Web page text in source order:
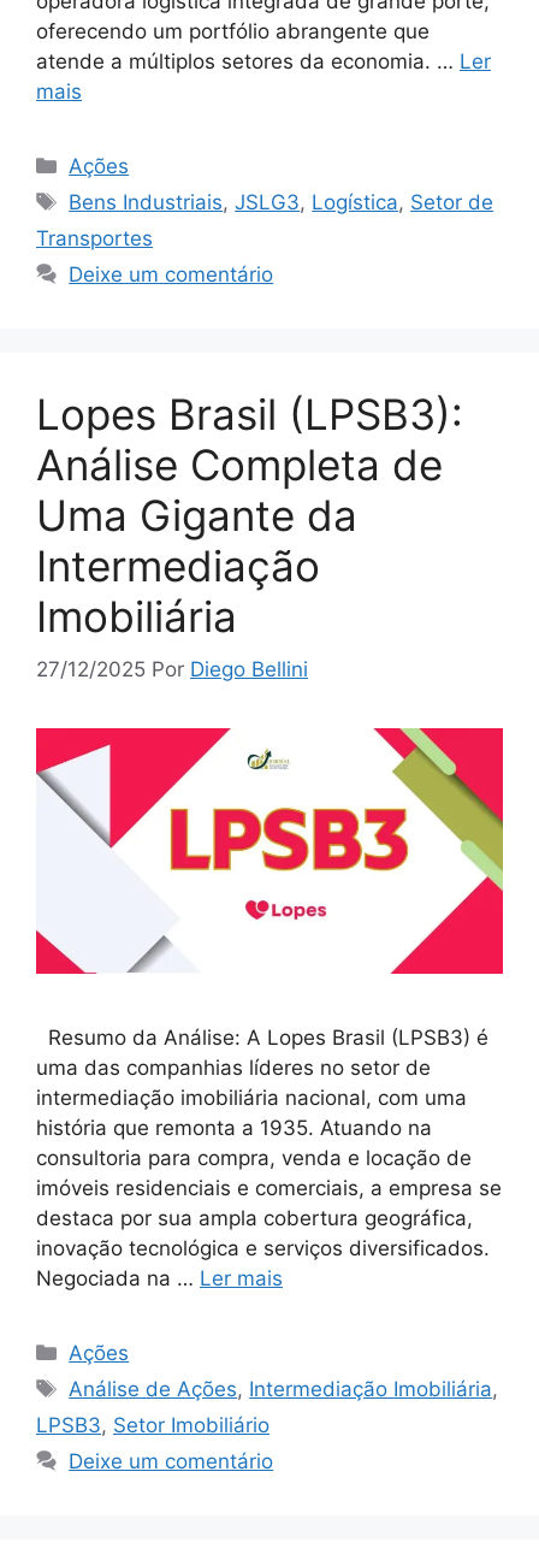
oferecendo um portfólio abrangente que
atende a múltiplos setores da economia. … Ler
mais
Categorias
Ações
Tags
Bens Industriais,JSLG3, Logística, Setor de
Transportes
Deixe um comentário
Lopes Brasil (LPSB3):
Análise Completa de
Uma Gigante da
Intermediação
Imobiliária
27/12/2025 Por Diego Bellini
Resumo da Análise: A Lopes Brasil (LPSB3) é
uma das companhias líderes no setor de
intermediação imobiliária nacional, com uma
história que remonta a 1935. Atuando na
consultoria para compra, venda e locação de
imóveis residenciais e comerciais, a empresa se
destaca por sua ampla cobertura geográfica,
inovação tecnológica e serviços diversificados.
Negociada na … Ler mais
Categorias
Ações
Tags
Análise de Ações, Intermediação Imobiliária,
LPSB3, Setor Imobiliário
Deixe um comentário